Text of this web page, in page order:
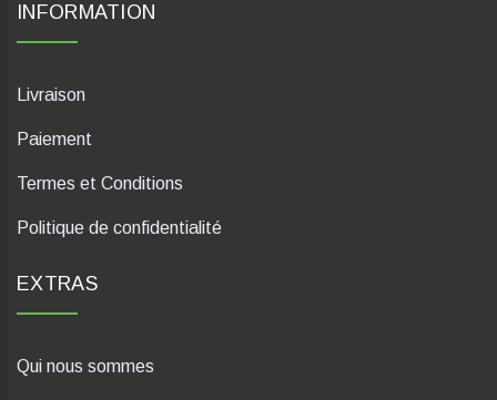
INFORMATION
Livraison
Paiement
Termes et Conditions
Politique de confidentialité
EXTRAS
Qui nous sommes